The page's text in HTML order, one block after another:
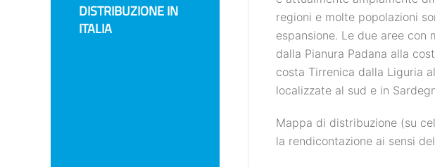
DISTRIBUZIONE IN
ITALIA
regioni e molte popolazioni
espansione. Le due aree con
dalla Pianura Padana alla
costa Tirrenica dalla Liguria
localizzate al sud e in
Mappa di distribuzione (su
la rendicontazione ai sensi